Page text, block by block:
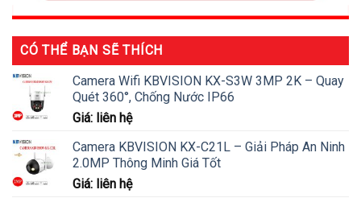
CÓ THỂ BẠN SẼ THÍCH
Camera Wifi KBVISION KX-S3W 3MP 2K – Quay
Quét 360°, Chống Nước IP66
Giá: liên hệ
Camera KBVISION KX-C21L – Giải Pháp An Ninh
2.0MP Thông Minh Giá Tốt
Giá: liên hệ